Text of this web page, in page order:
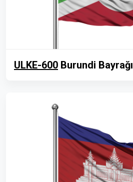
ULKE-600 Burundi Bayrağı